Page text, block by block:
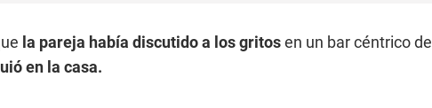
la pareja había discutido a los gritosen un bar céntrico de
en la casa.